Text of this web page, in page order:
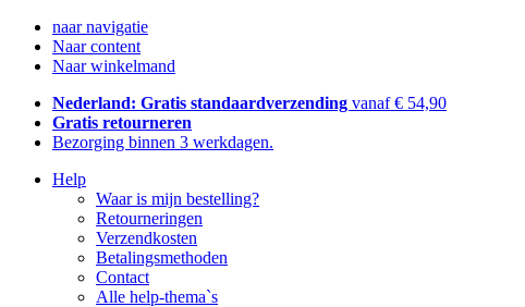
naar navigatie
Naar content
Naar winkelmand
Nederland: Gratis standaardverzending vanaf € 54,90
Gratis retourneren
Bezorging binnen 3 werkdagen.
Help
Waar is mijn bestelling?
Retourneringen
Verzendkosten
Betalingsmethoden
Contact
Alle help-thema`s